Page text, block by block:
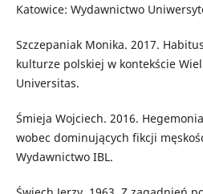
Katowice: Wydawnictwo
Szczepaniak Monika. 2017.
kulturze polskiej w kontekście
Universitas.
Śmieja Wojciech. 2016.
wobec dominujących fikcji
Wydawnictwo IBL.